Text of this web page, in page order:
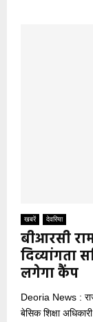
खबरें देवरिया
बीआरसी
दिव्यांगता
लगेगा कैंप
Deoria News :
बेसिक शिक्षा